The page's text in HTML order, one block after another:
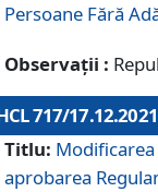
Persoane Fără
Observații :
717/17.12.2021
Titlu:
aprobarea